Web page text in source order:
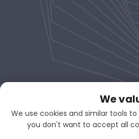
يانبينغ، فوجي
We
We use cookies and similar tools
you don't want to accept all